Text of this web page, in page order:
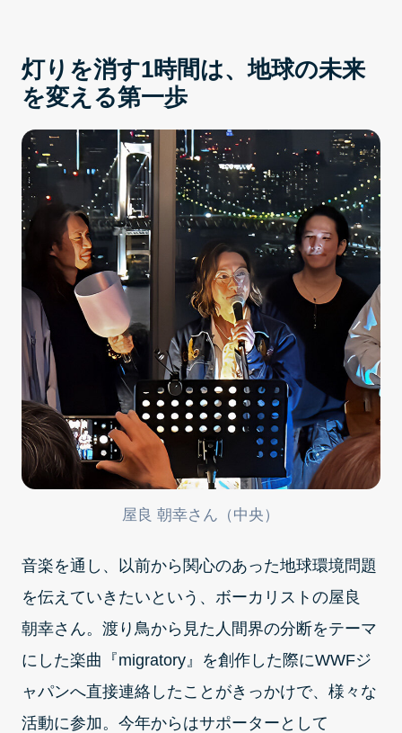
灯りを消す1時間は、地球の未来
を変える第一歩
屋良 朝幸さん（中央）
音楽を通し、以前から関心のあった地球環境問題
を伝えていきたいという、ボーカリストの屋良
朝幸さん。渡り鳥から見た人間界の分断をテーマ
にした楽曲『migratory』を創作した際にWWFジ
ャパンへ直接連絡したことがきっかけで、様々な
活動に参加。今年からはサポーターとして